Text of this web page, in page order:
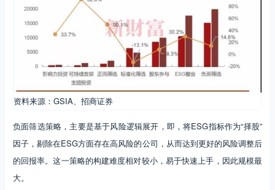
资料来源：GSIA、招商证券
负面筛选策略，主要是基于风险逻辑展开，即，将ESG指标作为“择股”
因子，剔除在ESG方面存在高风险的公司，从而达到更好的风险调整后
的回报率。这一策略的构建难度相对较小，易于快速上手，因此规模最
大。